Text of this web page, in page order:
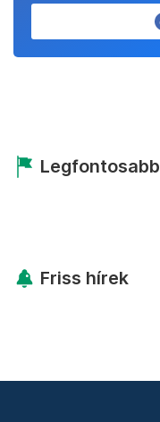
Legfontosabb
Friss hírek